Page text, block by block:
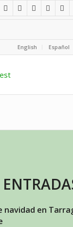
English Español
navidad en